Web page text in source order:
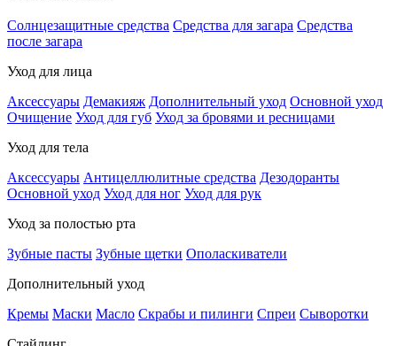
Солнцезащитные средства Средства для загара Средства
после загара
Уход для лица
Аксессуары Демакияж Дополнительный уход Основной уход
Очищение Уход для губ Уход за бровями и ресницами
Уход для тела
Аксессуары Антицеллюлитные средства Дезодоранты
Основной уход Уход для ног Уход для рук
Уход за полостью рта
Зубные пасты Зубные щетки Ополаскиватели
Дополнительный уход
Кремы Маски Масло Скрабы и пилинги Спреи Сыворотки